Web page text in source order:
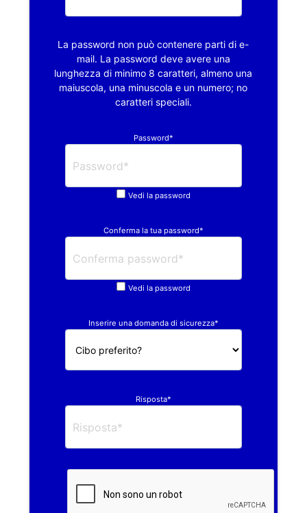
La password non può contenere parti di e-
mail. La password deve avere una
lunghezza di minimo 8 caratteri, almeno una
maiuscola, una minuscola e un numero; no
caratteri speciali.
Password*
Vedi la password
Conferma la tua password*
Vedi la password
Inserire una domanda di sicurezza*
Risposta*